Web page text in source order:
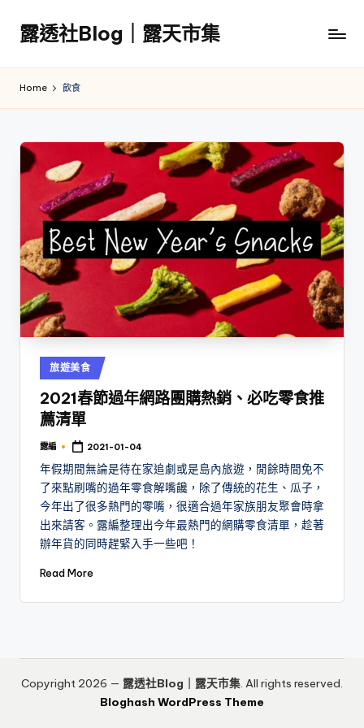
Skip
content
露透社Blog｜露天市集
社
露
天
Home 飲食
Posted
in
旅遊美食
2021春節過年網路團購熱銷、必吃零食推
薦清單
Posted
露編 2021-01-04
年假期間無論是待在家追劇或是島內旅遊，閒餘時間免不
了來點刷嘴的過年零食解嘴饞，除了傳統的花生、瓜子，
今年出了很多熱門的零嘴，很適合過年家族朋友聚會時拿
出來請客。露編整理出今年最熱門的網購零食清單，趁著
辦年貨的同時趕緊入手一些吧！
Read More
Copyright 2026 — 露透社Blog｜露天市集. All rights reserved.
Bloghash WordPress Theme